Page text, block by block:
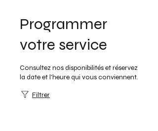
Programmer
votre service
Consultez nos disponibilités et réservez
la date et l'heure qui vous conviennent.
Filtrer